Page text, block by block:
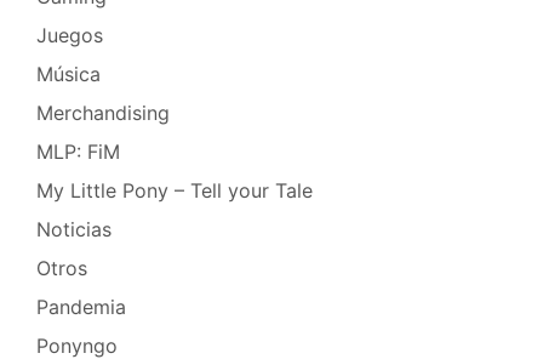
Juegos
Música
Merchandising
MLP: FiM
My Little Pony – Tell your Tale
Noticias
Otros
Pandemia
Ponyngo